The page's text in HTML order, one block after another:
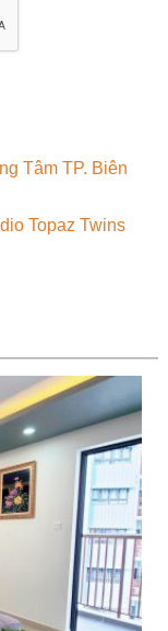
Tâm TP. Biên
Topaz Twins